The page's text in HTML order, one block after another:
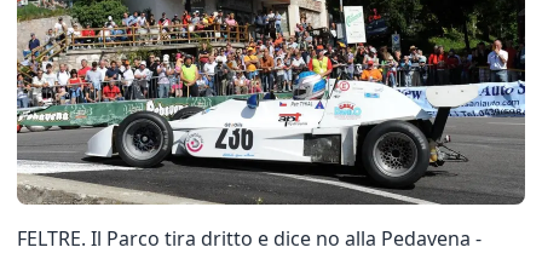
FELTRE. Il Parco tira dritto e dice no alla Pedavena -